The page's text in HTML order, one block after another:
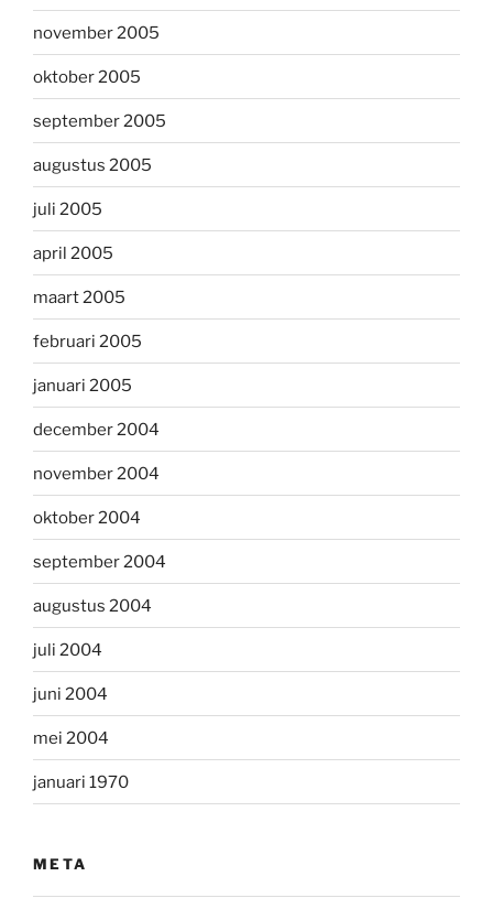
november 2005
oktober 2005
september 2005
augustus 2005
juli 2005
april 2005
maart 2005
februari 2005
januari 2005
december 2004
november 2004
oktober 2004
september 2004
augustus 2004
juli 2004
juni 2004
mei 2004
januari 1970
META